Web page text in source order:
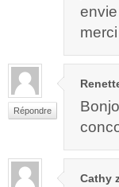
Répondre
Cathy